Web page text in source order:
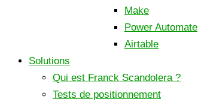
Make
Power Automate
Airtable
Solutions
Qui est Franck Scandolera ?
Tests de positionnement